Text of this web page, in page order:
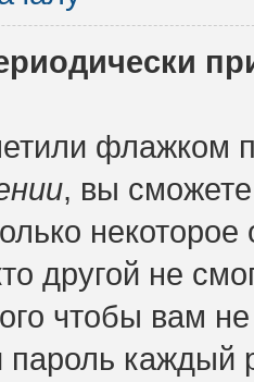
флажком
, вы
другой не
чтобы вам
пароль